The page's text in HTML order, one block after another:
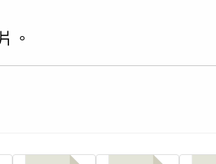
及LCD託播影（
國立臺灣師範大
學年度身心障
園市八德區大
。